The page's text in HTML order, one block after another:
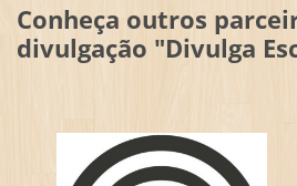
Conheça outros
divulgação "Divulga